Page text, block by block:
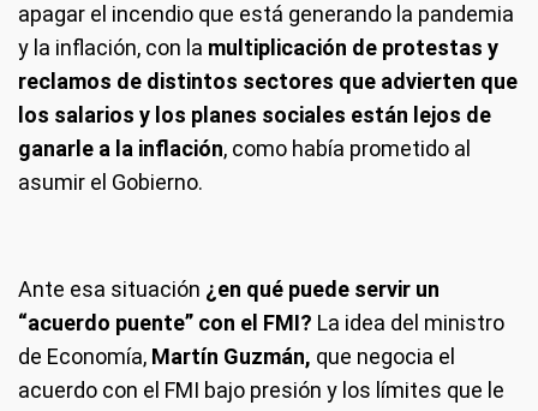
apagar el incendio que está generando la pandemia
y la inflación, con la multiplicación de protestas y
reclamos de distintos sectores que advierten que
los salarios y los planes sociales están lejos de
ganarle a la inflación, como había prometido al
asumir el Gobierno.
Ante esa situación ¿en qué puede servir un
“acuerdo puente” con el FMI? La idea del ministro
de Economía, Martín Guzmán, que negocia el
acuerdo con el FMI bajo presión y los límites que le